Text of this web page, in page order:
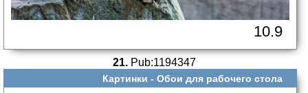
10.9
21.Pub:1194347
Картинки - Обои для рабочего стола